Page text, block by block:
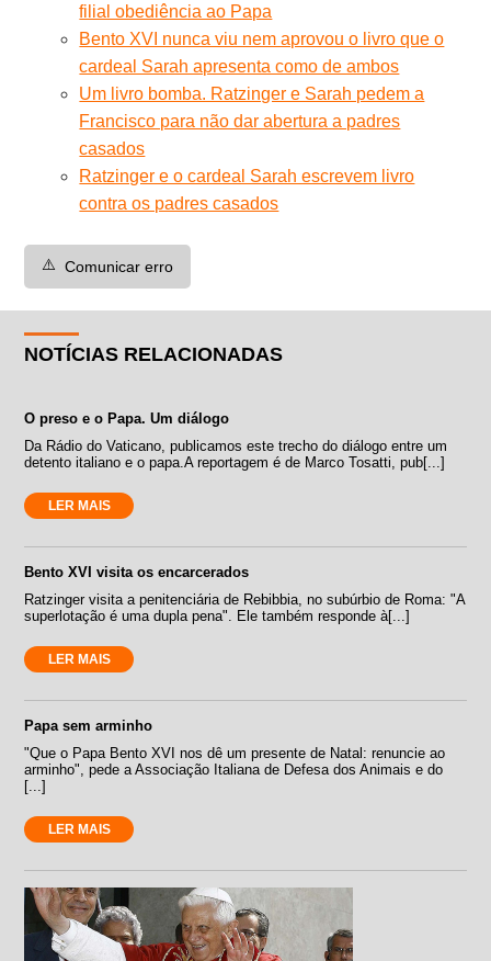
filial obediência ao Papa
Bento XVI nunca viu nem aprovou o livro que o
cardeal Sarah apresenta como de ambos
Um livro bomba. Ratzinger e Sarah pedem a
Francisco para não dar abertura a padres
casados
Ratzinger e o cardeal Sarah escrevem livro
contra os padres casados
⚠️ Comunicar erro
NOTÍCIAS RELACIONADAS
O preso e o Papa. Um diálogo
Da Rádio do Vaticano, publicamos este trecho do diálogo entre um
detento italiano e o papa.A reportagem é de Marco Tosatti, pub[...]
LER MAIS
Bento XVI visita os encarcerados
Ratzinger visita a penitenciária de Rebibbia, no subúrbio de Roma: "A
superlotação é uma dupla pena". Ele também responde à[...]
LER MAIS
Papa sem arminho
"Que o Papa Bento XVI nos dê um presente de Natal: renuncie ao
arminho", pede a Associação Italiana de Defesa dos Animais e do
[...]
LER MAIS